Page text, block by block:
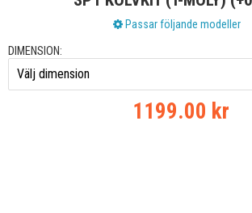
Passar följande modeller
DIMENSION:
1199.00 kr